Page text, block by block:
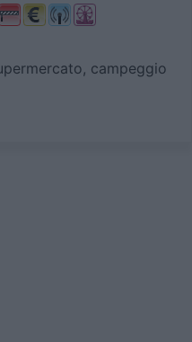
campeggio